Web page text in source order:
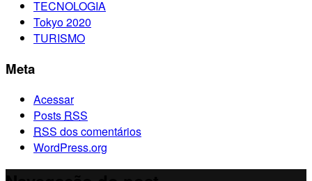
TECNOLOGIA
Tokyo 2020
TURISMO
Meta
Acessar
Posts RSS
RSS dos comentários
WordPress.org